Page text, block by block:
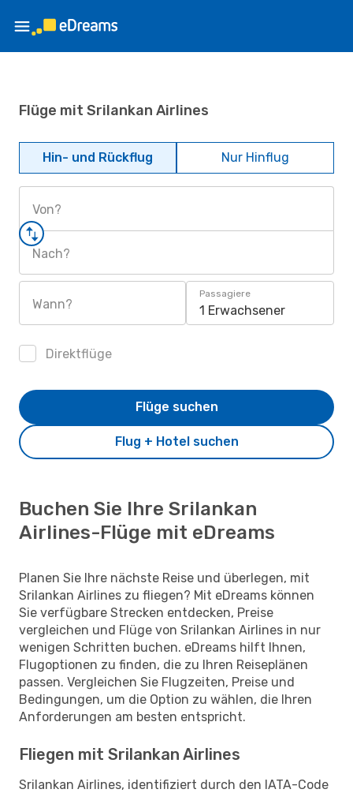
Flüge mit Srilankan Airlines
Hin- und Rückflug Nur Hinflug
Von?
Nach?
Wann?
Passagiere
1 Erwachsener
Direktflüge
Flug + Hotel suchen
Flüge suchen
Buchen Sie Ihre Srilankan
Airlines-Flüge mit eDreams
Planen Sie Ihre nächste Reise und überlegen, mit
Srilankan Airlines zu fliegen? Mit eDreams können
Sie verfügbare Strecken entdecken, Preise
vergleichen und Flüge von Srilankan Airlines in nur
wenigen Schritten buchen. eDreams hilft Ihnen,
Flugoptionen zu finden, die zu Ihren Reiseplänen
passen. Vergleichen Sie Flugzeiten, Preise und
Bedingungen, um die Option zu wählen, die Ihren
Anforderungen am besten entspricht.
Fliegen mit Srilankan Airlines
Srilankan Airlines, identifiziert durch den IATA-Code